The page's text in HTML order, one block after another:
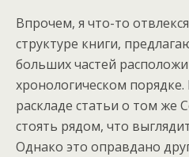
Впрочем, я что-то
структуре книги,
больших частей
хронологическом
раскладе статьи о том же
стоять рядом, что
Однако это оправдано